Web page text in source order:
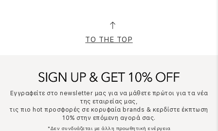
TO THE TOP
Εγγραφείτε στο newsletter μας για να μάθετε πρώτοι για τα νέα
της εταιρείας μας,
τις πιο hot προσφορές σε κορυφαία brands & κερδίστε έκπτωση
10% στην επόμενη αγορά σας.
*Δεν συνδυάζεται με άλλη προωθητική ενέργεια